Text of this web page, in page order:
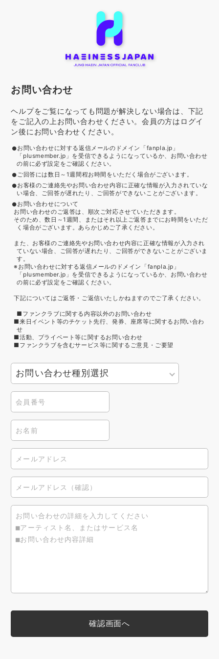
お問い合わせ
ヘルプをご覧になっても問題が解決しない場合は、下記
をご記入の上お問い合わせください。会員の方はログイ
ン後にお問い合わせください。
お問い合わせに対する返信メールのドメイン「fanpla.jp」
「plusmember.jp」を受信できるようになっているか、お問い合わせ
の前に必ず設定をご確認ください。
ご回答には数日～1週間程お時間をいただく場合がございます。
お客様のご連絡先やお問い合わせ内容に正確な情報が入力されていな
い場合、ご回答が遅れたり、ご回答ができないことがございます。
お問い合わせについて
お問い合わせのご返答は、順次ご対応させていただきます。
そのため、数日～1週間、またはそれ以上ご返答までにお時間をいただ
く場合がございます。あらかじめご了承ください。
また、お客様のご連絡先やお問い合わせ内容に正確な情報が入力され
ていない場合、ご回答が遅れたり、ご回答ができないことがございま
す。
※お問い合わせに対する返信メールのドメイン「fanpla.jp」
「plusmember.jp」を受信できるようになっているか、お問い合わせ
の前に必ず設定をご確認ください。
下記についてはご返答・ご返信いたしかねますのでご了承ください。
■ファンクラブに関する内容以外のお問い合わせ
■来日イベント等のチケット先行、発券、座席等に関するお問い合わ
せ
■活動、プライベート等に関するお問い合わせ
■ファンクラブを含むサービス等に関するご意見・ご要望